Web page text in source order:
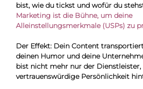
bist, wie du tickst und wofür du
Marketing ist die Bühne, um deine
Alleinstellungsmerkmale (USPs) zu
Der Effekt: Dein Content
deinen Humor und deine
bist nicht mehr nur der Dienstleister,
vertrauenswürdige Persönlichkeit